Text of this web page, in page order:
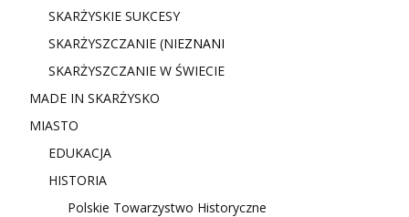
SKARŻYSKIE SUKCESY
SKARŻYSZCZANIE (NIEZNANI
SKARŻYSZCZANIE W ŚWIECIE
MADE IN SKARŻYSKO
MIASTO
EDUKACJA
HISTORIA
Polskie Towarzystwo Historyczne